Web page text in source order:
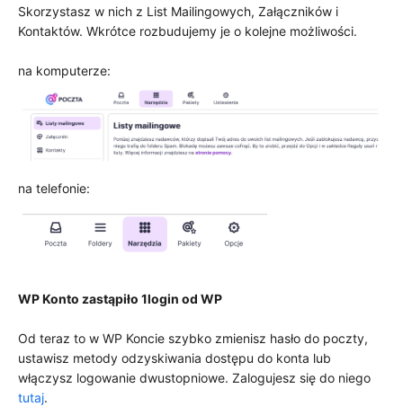
Skorzystasz w nich z List Mailingowych, Załączników i
Kontaktów. Wkrótce rozbudujemy je o kolejne możliwości.
na komputerze:
na telefonie:
WP Konto zastąpiło 1login od WP
Od teraz to w WP Koncie szybko zmienisz hasło do poczty,
ustawisz metody odzyskiwania dostępu do konta lub
włączysz logowanie dwustopniowe. Zalogujesz się do niego
tutaj.